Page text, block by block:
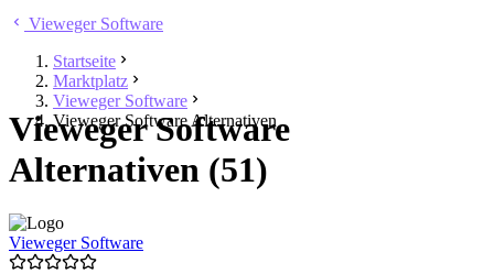
Vieweger Software
Startseite
Marktplatz
Vieweger Software
Vieweger Software Alternativen
Vieweger Software
Alternativen (51)
Vieweger Software